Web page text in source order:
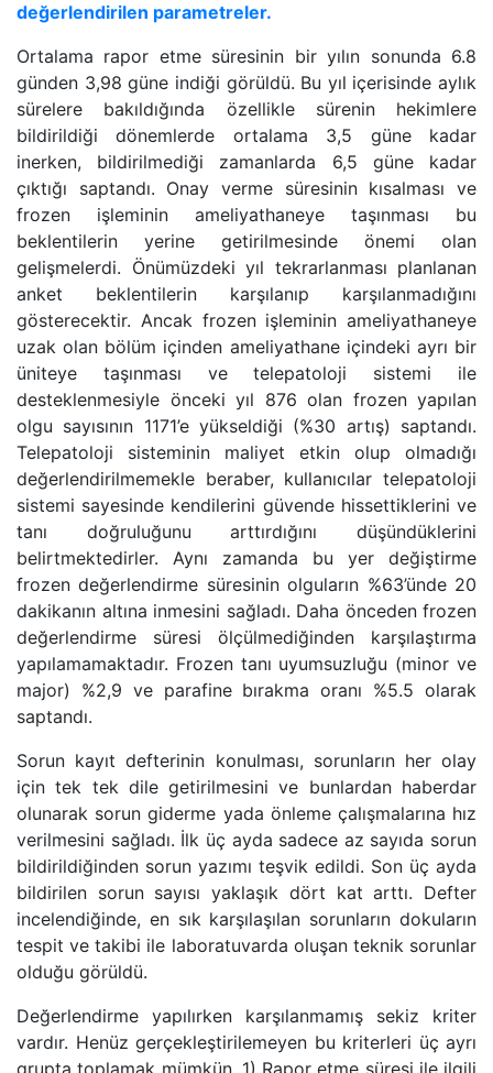
değerlendirilen parametreler.
Ortalama rapor etme süresinin bir yılın sonunda 6.8
günden 3,98 güne indiği görüldü. Bu yıl içerisinde aylık
sürelere bakıldığında özellikle sürenin hekimlere
bildirildiği dönemlerde ortalama 3,5 güne kadar
inerken, bildirilmediği zamanlarda 6,5 güne kadar
çıktığı saptandı. Onay verme süresinin kısalması ve
frozen işleminin ameliyathaneye taşınması bu
beklentilerin yerine getirilmesinde önemi olan
gelişmelerdi. Önümüzdeki yıl tekrarlanması planlanan
anket beklentilerin karşılanıp karşılanmadığını
gösterecektir. Ancak frozen işleminin ameliyathaneye
uzak olan bölüm içinden ameliyathane içindeki ayrı bir
üniteye taşınması ve telepatoloji sistemi ile
desteklenmesiyle önceki yıl 876 olan frozen yapılan
olgu sayısının 1171’e yükseldiği (%30 artış) saptandı.
Telepatoloji sisteminin maliyet etkin olup olmadığı
değerlendirilmemekle beraber, kullanıcılar telepatoloji
sistemi sayesinde kendilerini güvende hissettiklerini ve
tanı doğruluğunu arttırdığını düşündüklerini
belirtmektedirler. Aynı zamanda bu yer değiştirme
frozen değerlendirme süresinin olguların %63’ünde 20
dakikanın altına inmesini sağladı. Daha önceden frozen
değerlendirme süresi ölçülmediğinden karşılaştırma
yapılamamaktadır. Frozen tanı uyumsuzluğu (minor ve
major) %2,9 ve parafine bırakma oranı %5.5 olarak
saptandı.
Sorun kayıt defterinin konulması, sorunların her olay
için tek tek dile getirilmesini ve bunlardan haberdar
olunarak sorun giderme yada önleme çalışmalarına hız
verilmesini sağladı. İlk üç ayda sadece az sayıda sorun
bildirildiğinden sorun yazımı teşvik edildi. Son üç ayda
bildirilen sorun sayısı yaklaşık dört kat arttı. Defter
incelendiğinde, en sık karşılaşılan sorunların dokuların
tespit ve takibi ile laboratuvarda oluşan teknik sorunlar
olduğu görüldü.
Değerlendirme yapılırken karşılanmamış sekiz kriter
vardır. Henüz gerçekleştirilemeyen bu kriterleri üç ayrı
grupta toplamak mümkün. 1) Rapor etme süresi ile ilgili